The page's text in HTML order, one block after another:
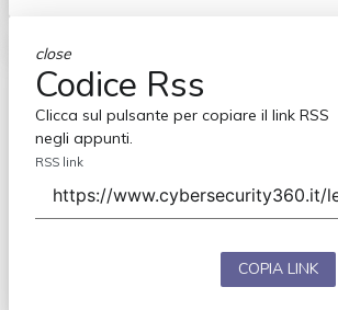
close
Codice Rss
Clicca sul pulsante per copiare il link RSS
negli appunti.
RSS link
COPIA LINK